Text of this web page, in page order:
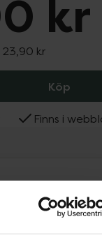
kr
23,90 kr
Köp
Finns i